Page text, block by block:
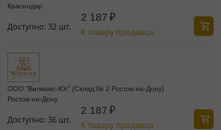
Краснодар
Доступно: 32 шт.
2 187 ₽
К товару продавца
ООО "Вилмакс-Юг" (Склад № 2 Ростов-на-Дону)
Ростов-на-Дону
Доступно: 36 шт.
2 187 ₽
К товару продавца